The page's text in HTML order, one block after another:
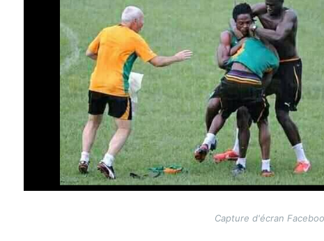
Capture d'écran